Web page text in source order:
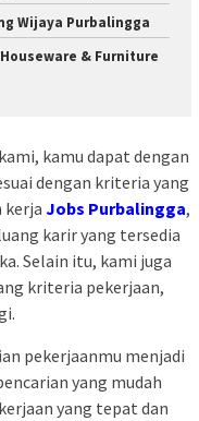
Wijaya Purbalingga
& Furniture
kamu dapat dengan
dengan kriteria yang
kerja Jobs Purbalingga,
karir yang tersedia
Selain itu, kami juga
kriteria pekerjaan,
pekerjaanmu menjadi
yang mudah
yang tepat dan